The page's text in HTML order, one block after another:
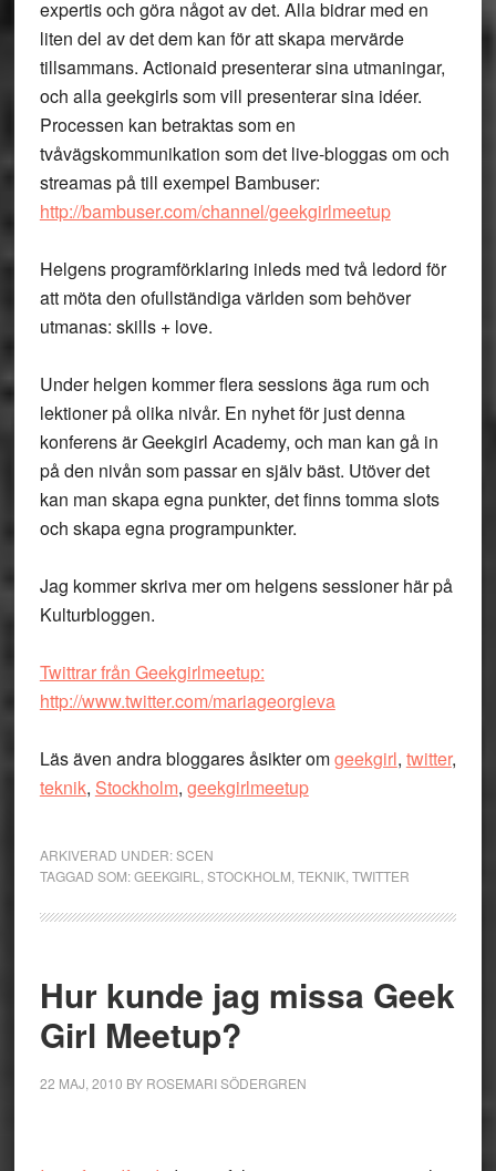
expertis och göra något av det. Alla bidrar med en
liten del av det dem kan för att skapa mervärde
tillsammans. Actionaid presenterar sina utmaningar,
och alla geekgirls som vill presenterar sina idéer.
Processen kan betraktas som en
tvåvägskommunikation som det live-bloggas om och
streamas på till exempel Bambuser:
http://bambuser.com/channel/geekgirlmeetup
Helgens programförklaring inleds med två ledord för
att möta den ofullständiga världen som behöver
utmanas: skills + love.
Under helgen kommer flera sessions äga rum och
lektioner på olika nivår. En nyhet för just denna
konferens är Geekgirl Academy, och man kan gå in
på den nivån som passar en själv bäst. Utöver det
kan man skapa egna punkter, det finns tomma slots
och skapa egna programpunkter.
Jag kommer skriva mer om helgens sessioner här på
Kulturbloggen.
Twittrar från Geekgirlmeetup:
http://www.twitter.com/mariageorgieva
Läs även andra bloggares åsikter omgeekgirl, twitter,
teknik, Stockholm, geekgirlmeetup
ARKIVERAD UNDER:SCEN
TAGGAD SOM:GEEKGIRL STOCKHOLM TEKNIK, TWITTER
Hur kunde jag missa Geek
Girl Meetup?
22 MAJ, 2010 BY ROSEMARI SÖDERGREN